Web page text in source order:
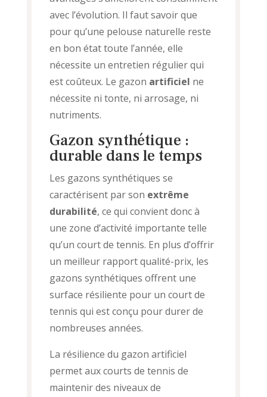
avec l’évolution. Il faut savoir que
pour qu’une pelouse naturelle reste
en bon état toute l’année, elle
nécessite un entretien régulier qui
est coûteux. Le gazon artificiel ne
nécessite ni tonte, ni arrosage, ni
nutriments.
Gazon synthétique :
durable dans le temps
Les gazons synthétiques se
caractérisent par son extrême
durabilité, ce qui convient donc à
une zone d’activité importante telle
qu’un court de tennis. En plus d’offrir
un meilleur rapport qualité-prix, les
gazons synthétiques offrent une
surface résiliente pour un court de
tennis qui est conçu pour durer de
nombreuses années.
La résilience du gazon artificiel
permet aux courts de tennis de
maintenir des niveaux de